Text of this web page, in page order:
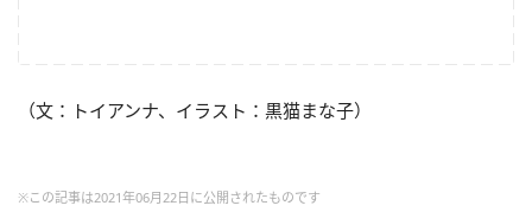
（文：トイアンナ、イラスト：黒猫まな子）
※この記事は2021年06月22日に公開されたものです